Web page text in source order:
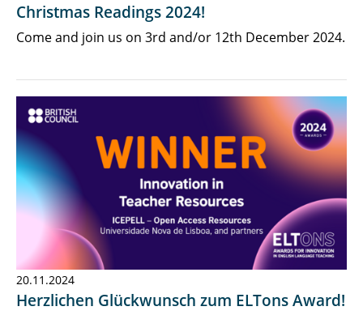
Christmas Readings 2024!
Come and join us on 3rd and/or 12th December 2024.
20.11.2024
Herzlichen Glückwunsch zum ELTons Award!